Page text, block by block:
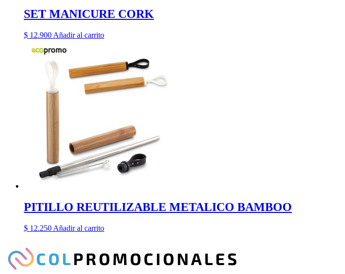
SET MANICURE CORK
$ 12.900 Añadir al carrito
PITILLO REUTILIZABLE METALICO BAMBOO
$ 12.250 Añadir al carrito